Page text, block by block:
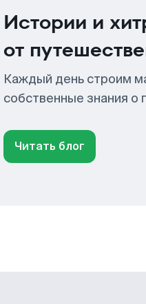
Истории и
от
Каждый день строим
собственные знания о
Читать блог